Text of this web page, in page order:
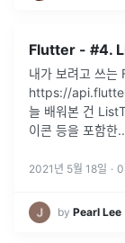
Flutter - #4.
내가 보려고 쓰
https://
늘 배워본 건
이콘 등을 포함한
2021년 5월 18일 · 0
by Pearl Lee